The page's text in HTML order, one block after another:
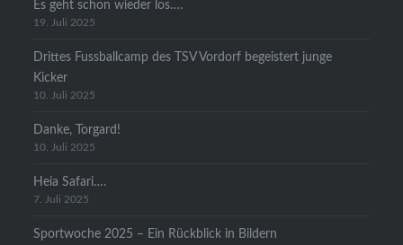
Es geht schon wieder los….
19. Juli 2025
Drittes Fussballcamp des TSV Vordorf begeistert junge
Kicker
10. Juli 2025
Danke, Torgard!
10. Juli 2025
Heia Safari….
7. Juli 2025
Sportwoche 2025 – Ein Rückblick in Bildern